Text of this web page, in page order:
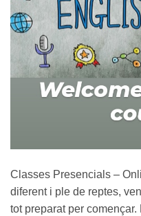
Classes Presencials –
diferent i ple de reptes,
tot preparat per